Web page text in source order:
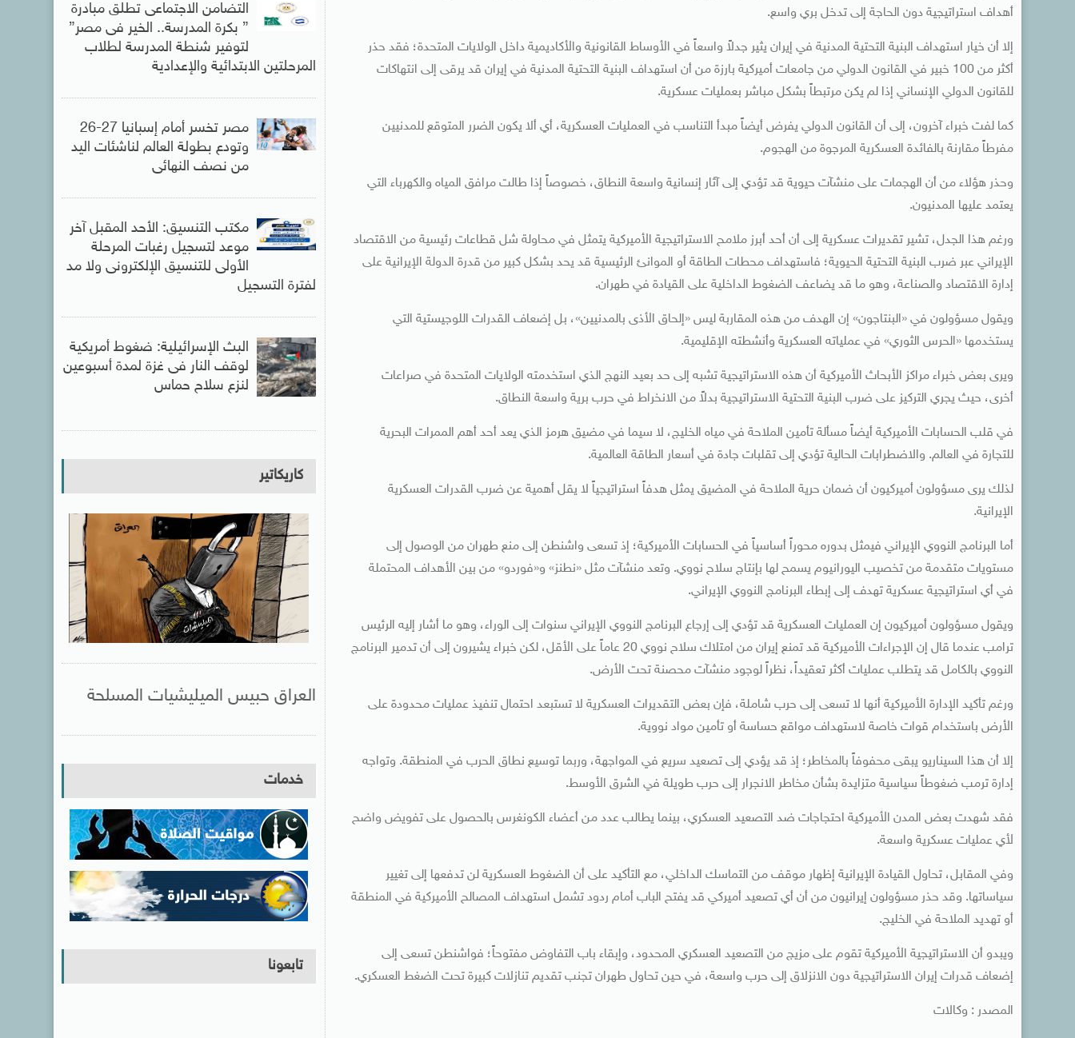
أهداف استراتيجية دون الحاجة إلى تدخل بري واسع.
إلا أن خيار استهداف البنية التحتية المدنية في إيران يثير جدلاً واسعاً في الأوساط القانونية والأكاديمية داخل الولايات المتحدة؛ فقد حذر
أكثر من 100 خبير في القانون الدولي من جامعات أميركية بارزة من أن استهداف البنية التحتية المدنية في إيران قد يرقى إلى انتهاكات
للقانون الدولي الإنساني إذا لم يكن مرتبطاً بشكل مباشر بعمليات عسكرية.
كما لفت خبراء آخرون، إلى أن القانون الدولي يفرض أيضاً مبدأ التناسب في العمليات العسكرية، أي ألا يكون الضرر المتوقع للمدنيين
مفرطاً مقارنة بالفائدة العسكرية المرجوة من الهجوم.
وحذر هؤلاء من أن الهجمات على منشآت حيوية قد تؤدي إلى آثار إنسانية واسعة النطاق، خصوصاً إذا طالت مرافق المياه والكهرباء التي
يعتمد عليها المدنيون.
ورغم هذا الجدل، تشير تقديرات عسكرية إلى أن أحد أبرز ملامح الاستراتيجية الأميركية يتمثل في محاولة شل قطاعات رئيسية من الاقتصاد
الإيراني عبر ضرب البنية التحتية الحيوية؛ فاستهداف محطات الطاقة أو الموانئ الرئيسية قد يحد بشكل كبير من قدرة الدولة الإيرانية على
إدارة الاقتصاد والصناعة، وهو ما قد يضاعف الضغوط الداخلية على القيادة في طهران.
ويقول مسؤولون في «البنتاجون» إن الهدف من هذه المقاربة ليس «إلحاق الأذى بالمدنيين»، بل إضعاف القدرات اللوجيستية التي
يستخدمها «الحرس الثوري» في عملياته العسكرية وأنشطته الإقليمية.
ويرى بعض خبراء مراكز الأبحاث الأميركية أن هذه الاستراتيجية تشبه إلى حد بعيد النهج الذي استخدمته الولايات المتحدة في صراعات
أخرى، حيث يجري التركيز على ضرب البنية التحتية الاستراتيجية بدلاً من الانخراط في حرب برية واسعة النطاق.
في قلب الحسابات الأميركية أيضاً مسألة تأمين الملاحة في مياه الخليج، لا سيما في مضيق هرمز الذي يعد أحد أهم الممرات البحرية
للتجارة في العالم. والاضطرابات الحالية تؤدي إلى تقلبات جادة في أسعار الطاقة العالمية.
لذلك يرى مسؤولون أميركيون أن ضمان حرية الملاحة في المضيق يمثل هدفاً استراتيجياً لا يقل أهمية عن ضرب القدرات العسكرية
الإيرانية.
أما البرنامج النووي الإيراني فيمثل بدوره محوراً أساسياً في الحسابات الأميركية؛ إذ تسعى واشنطن إلى منع طهران من الوصول إلى
مستويات متقدمة من تخصيب اليورانيوم يسمح لها بإنتاج سلاح نووي. وتعد منشآت مثل «نطنز» و«فوردو» من بين الأهداف المحتملة
في أي استراتيجية عسكرية تهدف إلى إبطاء البرنامج النووي الإيراني.
ويقول مسؤولون أميركيون إن العمليات العسكرية قد تؤدي إلى إرجاع البرنامج النووي الإيراني سنوات إلى الوراء، وهو ما أشار إليه الرئيس
ترامب عندما قال إن الإجراءات الأميركية قد تمنع إيران من امتلاك سلاح نووي 20 عاماً على الأقل، لكن خبراء يشيرون إلى أن تدمير البرنامج
النووي بالكامل قد يتطلب عمليات أكثر تعقيداً، نظراً لوجود منشآت محصنة تحت الأرض.
ورغم تأكيد الإدارة الأميركية أنها لا تسعى إلى حرب شاملة، فإن بعض التقديرات العسكرية لا تستبعد احتمال تنفيذ عمليات محدودة على
الأرض باستخدام قوات خاصة لاستهداف مواقع حساسة أو تأمين مواد نووية.
إلا أن هذا السيناريو يبقى محفوفاً بالمخاطر؛ إذ قد يؤدي إلى تصعيد سريع في المواجهة، وربما توسيع نطاق الحرب في المنطقة. وتواجه
إدارة ترمب ضغوطاً سياسية متزايدة بشأن مخاطر الانجرار إلى حرب طويلة في الشرق الأوسط.
فقد شهدت بعض المدن الأميركية احتجاجات ضد التصعيد العسكري، بينما يطالب عدد من أعضاء الكونغرس بالحصول على تفويض واضح
لأي عمليات عسكرية واسعة.
وفي المقابل، تحاول القيادة الإيرانية إظهار موقف من التماسك الداخلي، مع التأكيد على أن الضغوط العسكرية لن تدفعها إلى تغيير
سياساتها. وقد حذر مسؤولون إيرانيون من أن أي تصعيد أميركي قد يفتح الباب أمام ردود تشمل استهداف المصالح الأميركية في المنطقة
أو تهديد الملاحة في الخليج.
ويبدو أن الاستراتيجية الأميركية تقوم على مزيج من التصعيد العسكري المحدود، وإبقاء باب التفاوض مفتوحاً؛ فواشنطن تسعى إلى
إضعاف قدرات إيران الاستراتيجية دون الانزلاق إلى حرب واسعة، في حين تحاول طهران تجنب تقديم تنازلات كبيرة تحت الضغط العسكري.
المصدر : وكالات
التضامن الاجتماعى تطلق مبادرة
” بكرة المدرسة.. الخير فى مصر”
لتوفير شنطة المدرسة لطلاب
المرحلتين الابتدائية والإعدادية
مصر تخسر أمام إسبانيا 27-26
وتودع بطولة العالم لناشئات اليد
من نصف النهائى
مكتب التنسيق: الأحد المقبل آخر
موعد لتسجيل رغبات المرحلة
الأولى للتنسيق الإلكترونى ولا مد
لفترة التسجيل
البث الإسرائيلية: ضغوط أمريكية
لوقف النار فى غزة لمدة أسبوعين
لنزع سلاح حماس
كاريكاتير
العراق حبيس الميليشيات المسلحة
خدمات
تابعونا